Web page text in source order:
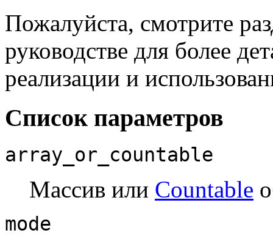
Пожалуйста, смотрите
руководстве для более
реализации и
Список параметров
array_or_countable
Массив или Countable
mode